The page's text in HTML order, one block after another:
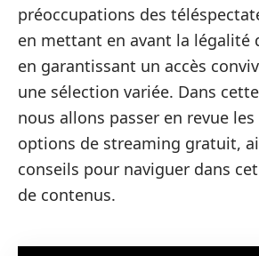
préoccupations des
en mettant en avant la légalité
en garantissant un accès
une sélection variée. Dans
nous allons passer en revue
options de streaming gratuit,
conseils pour naviguer dans
de contenus.